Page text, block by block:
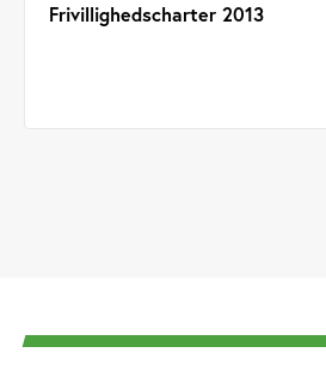
Frivillighedscharter 2013